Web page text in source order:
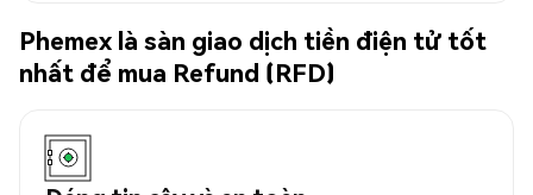
Phemex là sàn giao dịch tiền điện tử tốt
nhất để mua Refund (RFD)